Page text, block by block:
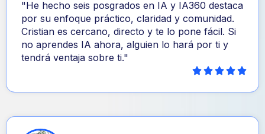
"He hecho seis posgrados en IA y IA360 destaca
por su enfoque práctico, claridad y comunidad.
Cristian es cercano, directo y te lo pone fácil. Si
no aprendes IA ahora, alguien lo hará por ti y
tendrá ventaja sobre ti."